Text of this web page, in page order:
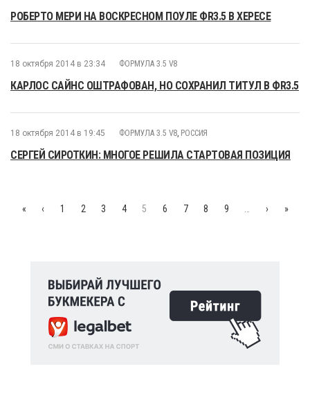
РОБЕРТО МЕРИ НА ВОСКРЕСНОМ ПОУЛЕ ФR3.5 В ХЕРЕСЕ
18 октября 2014 в 23:34 ФОРМУЛА 3.5 V8
КАРЛОС САЙНС ОШТРАФОВАН, НО СОХРАНИЛ ТИТУЛ В ФR3.5
18 октября 2014 в 19:45 ФОРМУЛА 3.5 V8, РОССИЯ
СЕРГЕЙ СИРОТКИН: МНОГОЕ РЕШИЛА СТАРТОВАЯ ПОЗИЦИЯ
« ‹ 1 2 3 4 5 6 7 8 9 › »